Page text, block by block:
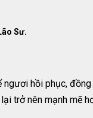
Sư.
hồi phục,
trở nên mạnh mẽ